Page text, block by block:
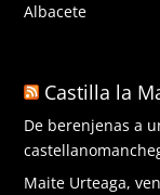
Albacete
Castilla la
De berenjenas a
Maite Urteaga,